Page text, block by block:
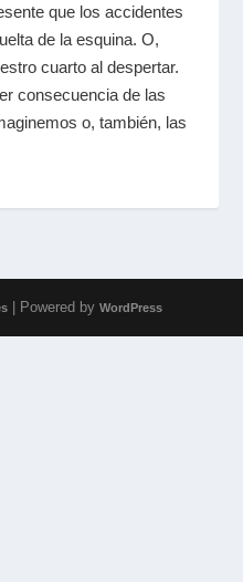
que los accidentes
de la esquina. O,
cuarto al despertar.
consecuencia de las
o, también, las
| Powered by WordPress